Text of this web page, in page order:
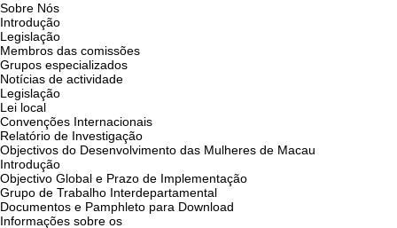
Sobre Nós
Introdução
Legislação
Membros das comissões
Grupos especializados
Notícias de actividade
Legislação
Lei local
Convenções Internacionais
Relatório de Investigação
Objectivos do Desenvolvimento das Mulheres de Macau
Introdução
Objectivo Global e Prazo de Implementação
Grupo de Trabalho Interdepartamental
Documentos e Pamphleto para Download
Informações sobre os